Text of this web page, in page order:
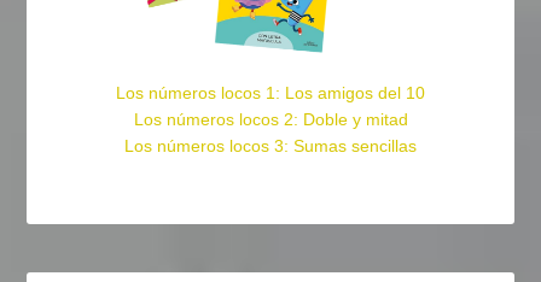
Los números locos 1: Los amigos del 10
Los números locos 2: Doble y mitad
Los números locos 3: Sumas sencillas